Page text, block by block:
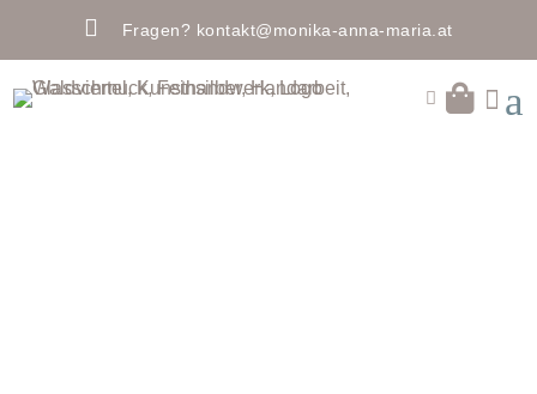
 Fragen? kontakt@monika-anna-maria.at
  a